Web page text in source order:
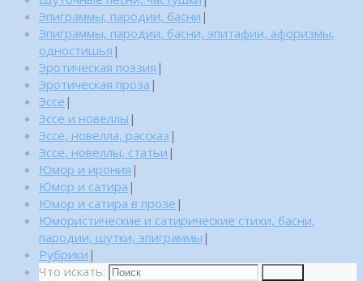
Эпиграммы, пародии, басни |
Эпиграммы, пародии, басни, эпитафии, афоризмы,
одностишья |
Эротическая поэзия |
Эротическая проза |
Эссе |
Эссе и новеллы |
Эссе, новелла, рассказ |
Эссе, новеллы, статьи |
Юмор и ирония |
Юмор и сатира |
Юмор и сатира в прозе |
Юмористические и сатирические стихи, басни,
пародии, шутки, эпиграммы |
Рубрики |
Что искать: